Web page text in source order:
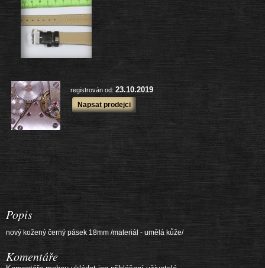
registrován od: 23.10.2019
Napsat prodejci
Popis
nový kožený černý pásek 18mm /materiál - umělá kůže/
Komentáře